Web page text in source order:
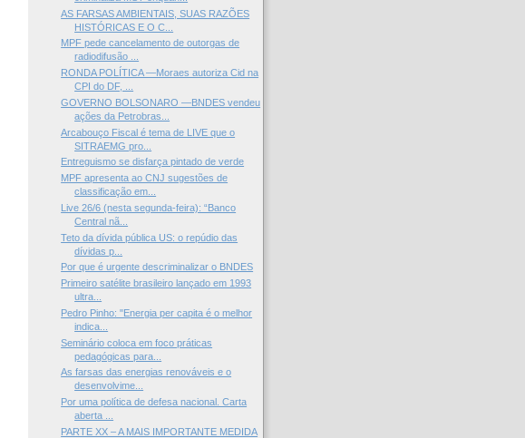
AS FARSAS AMBIENTAIS, SUAS RAZÕES
HISTÓRICAS E O C...
MPF pede cancelamento de outorgas de
radiodifusão ...
RONDA POLÍTICA —Moraes autoriza Cid na
CPI do DF, ...
GOVERNO BOLSONARO —BNDES vendeu
ações da Petrobras...
Arcabouço Fiscal é tema de LIVE que o
SITRAEMG pro...
Entreguismo se disfarça pintado de verde
MPF apresenta ao CNJ sugestões de
classificação em...
Live 26/6 (nesta segunda-feira): “Banco
Central nã...
Teto da dívida pública US: o repúdio das
dívidas p...
Por que é urgente descriminalizar o BNDES
Primeiro satélite brasileiro lançado em 1993
ultra...
Pedro Pinho: "Energia per capita é o melhor
indica...
Seminário coloca em foco práticas
pedagógicas para...
As farsas das energias renováveis e o
desenvolvime...
Por uma política de defesa nacional. Carta
aberta ...
PARTE XX – A MAIS IMPORTANTE MEDIDA